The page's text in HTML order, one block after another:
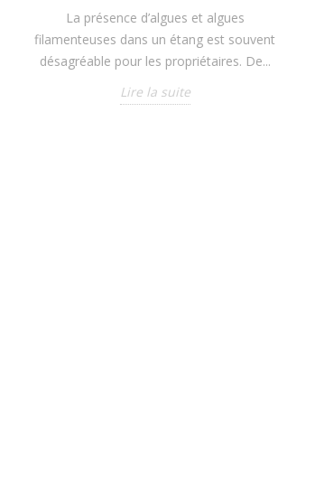
La présence d’algues et algues
filamenteuses dans un étang est souvent
désagréable pour les propriétaires. De...
Lire la suite